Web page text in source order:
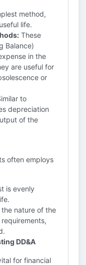
method,
life.
These
Balance)
in the
are useful for
or
to
depreciation
of the
often employs
is evenly
nature of the
DD&A
for financial